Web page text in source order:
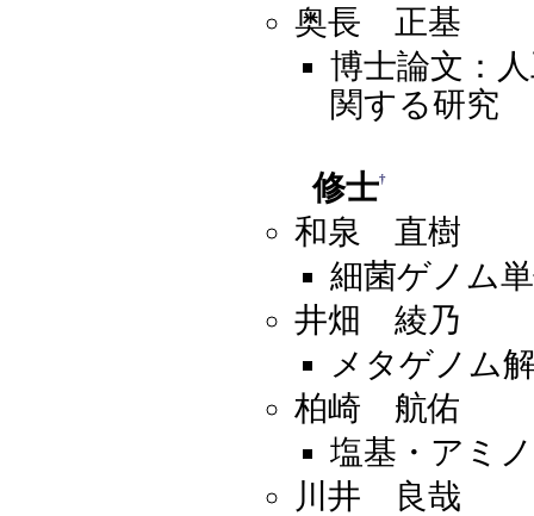
奥長 正基
博士論文：
関する研究
修士†
和泉 直樹
細菌ゲノム
井畑 綾乃
メタゲノム
柏崎 航佑
塩基・アミ
川井 良哉